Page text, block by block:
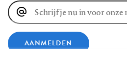
E-
mailadres
AANMELDEN